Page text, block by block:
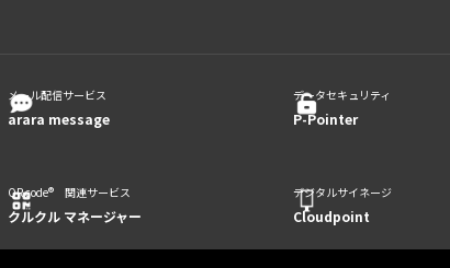
メール配信サービス
arara message
データセキュリティ
P-Pointer
QR code® 関連サービス
クルクル マネージャー
デジタルサイネージ
Cloudpoint